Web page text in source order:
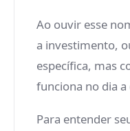
Ao ouvir esse
a investimento,
específica, mas
funciona no dia a
Para entender